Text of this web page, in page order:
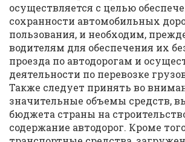
осуществляется с целью
сохранности автомобильных
пользования, и необходим,
водителям для обеспечения их
проезда по автодорогам и
деятельности по перевозке
Также следует принять во
значительные объемы средств,
бюджета страны на
содержание автодорог. Кроме